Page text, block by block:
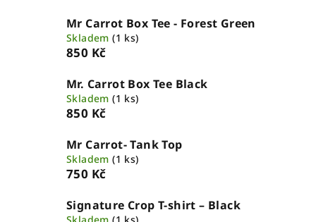
Mr Carrot Box Tee - Forest Green
Skladem(1 ks)
850 Kč
Mr. Carrot Box Tee Black
Skladem(1 ks)
850 Kč
Mr Carrot- Tank Top
Skladem(1 ks)
750 Kč
Signature Crop T-shirt – Black